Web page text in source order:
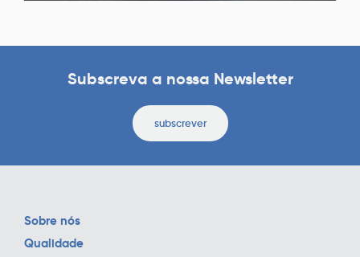
Subscreva a nossa Newsletter
subscrever
Sobre nós
Qualidade